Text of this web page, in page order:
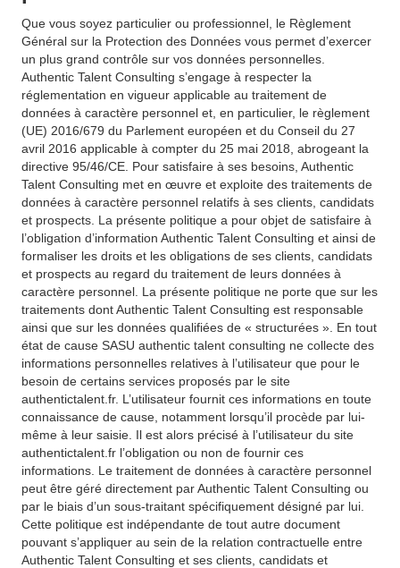
Que vous soyez particulier ou professionnel, le Règlement
Général sur la Protection des Données vous permet d’exercer
un plus grand contrôle sur vos données personnelles.
Authentic Talent Consulting s’engage à respecter la
réglementation en vigueur applicable au traitement de
données à caractère personnel et, en particulier, le règlement
(UE) 2016/679 du Parlement européen et du Conseil du 27
avril 2016 applicable à compter du 25 mai 2018, abrogeant la
directive 95/46/CE. Pour satisfaire à ses besoins, Authentic
Talent Consulting met en œuvre et exploite des traitements de
données à caractère personnel relatifs à ses clients, candidats
et prospects. La présente politique a pour objet de satisfaire à
l’obligation d’information Authentic Talent Consulting et ainsi de
formaliser les droits et les obligations de ses clients, candidats
et prospects au regard du traitement de leurs données à
caractère personnel. La présente politique ne porte que sur les
traitements dont Authentic Talent Consulting est responsable
ainsi que sur les données qualifiées de « structurées ». En tout
état de cause SASU authentic talent consulting ne collecte des
informations personnelles relatives à l’utilisateur que pour le
besoin de certains services proposés par le site
authentictalent.fr. L’utilisateur fournit ces informations en toute
connaissance de cause, notamment lorsqu’il procède par lui-
même à leur saisie. Il est alors précisé à l’utilisateur du site
authentictalent.fr l’obligation ou non de fournir ces
informations. Le traitement de données à caractère personnel
peut être géré directement par Authentic Talent Consulting ou
par le biais d’un sous-traitant spécifiquement désigné par lui.
Cette politique est indépendante de tout autre document
pouvant s’appliquer au sein de la relation contractuelle entre
Authentic Talent Consulting et ses clients, candidats et